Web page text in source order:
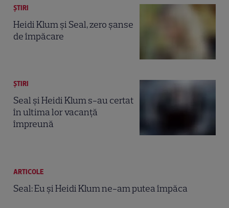
ȘTIRI
Heidi Klum şi Seal, zero şanse
de împăcare
ȘTIRI
Seal şi Heidi Klum s-au certat
în ultima lor vacanţă
împreună
ARTICOLE
Seal: Eu și Heidi Klum ne-am putea împăca